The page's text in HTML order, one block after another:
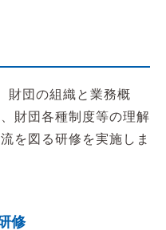
財団の組織と業務概
財団各種制度等の理解
を図る研修を実施しま
修